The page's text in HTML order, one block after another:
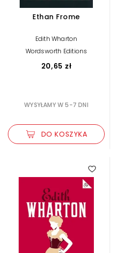
Ethan Frome
Edith Wharton
Wordsworth Editions
20,65 zł
WYSYŁAMY W 5-7 DNI
DO KOSZYKA